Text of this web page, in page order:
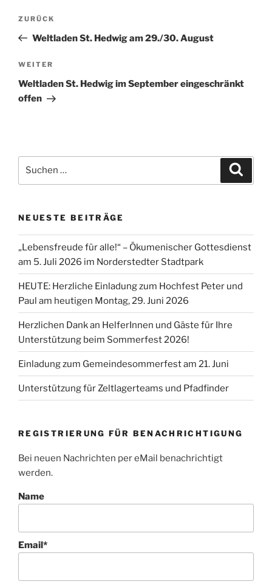
Beitragsnavigation
Vorheriger
Beitrag
ZURÜCK
Weltladen St. Hedwig am 29./30. August
Nächster
Beitrag
WEITER
Weltladen St. Hedwig im September eingeschränkt
offen
nach:
NEUESTE BEITRÄGE
„Lebensfreude für alle!“ – Ökumenischer Gottesdienst
am 5. Juli 2026 im Norderstedter Stadtpark
HEUTE: Herzliche Einladung zum Hochfest Peter und
Paul am heutigen Montag, 29. Juni 2026
Herzlichen Dank an HelferInnen und Gäste für Ihre
Unterstützung beim Sommerfest 2026!
Einladung zum Gemeindesommerfest am 21. Juni
Unterstützung für Zeltlagerteams und Pfadfinder
REGISTRIERUNG FÜR BENACHRICHTIGUNG
Bei neuen Nachrichten per eMail benachrichtigt
werden.
Name
Email*